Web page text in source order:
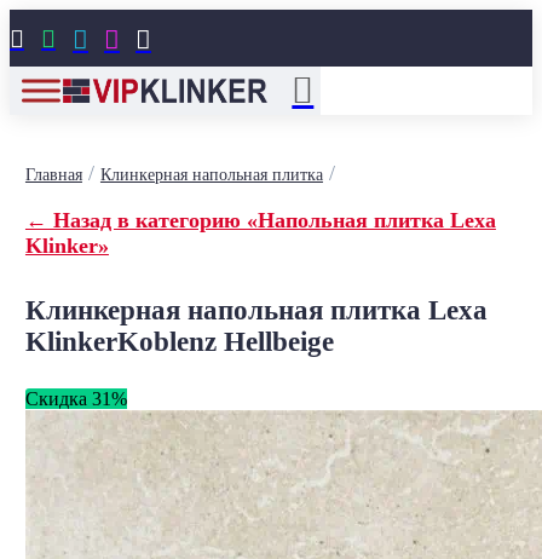
    
Главная/ Клинкерная напольная плитка/
← Назад в категорию «Напольная плитка Lexa
Klinker»
Клинкерная напольная плитка Lexa
KlinkerKoblenz Hellbeige
Скидка 31%